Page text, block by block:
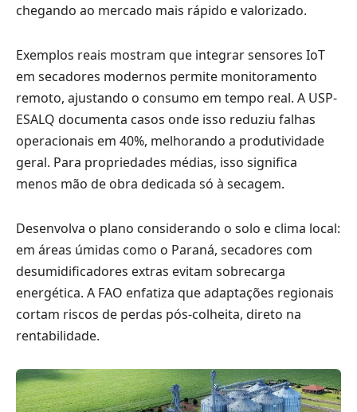
chegando ao mercado mais rápido e valorizado.
Exemplos reais mostram que integrar sensores IoT
em secadores modernos permite monitoramento
remoto, ajustando o consumo em tempo real. A USP-
ESALQ documenta casos onde isso reduziu falhas
operacionais em 40%, melhorando a produtividade
geral. Para propriedades médias, isso significa
menos mão de obra dedicada só à secagem.
Desenvolva o plano considerando o solo e clima local:
em áreas úmidas como o Paraná, secadores com
desumidificadores extras evitam sobrecarga
energética. A FAO enfatiza que adaptações regionais
cortam riscos de perdas pós-colheita, direto na
rentabilidade.